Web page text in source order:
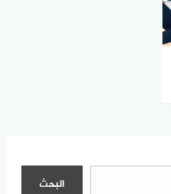
البحث